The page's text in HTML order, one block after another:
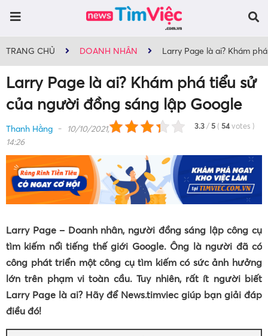
TRANG CHỦ DOANH NHÂN Larry Page là ai? Khám
Larry Page là ai? Khám phá tiểu sử
của người đồng sáng lập Google
3.3 / 5 ( 54 votes )
Thanh Hằng
10/10/2021,
14:26
Larry Page – Doanh nhân, người đồng sáng lập công cụ
tìm kiếm nổi tiếng thế giới Google. Ông là người đã có
công phát triển một công cụ tìm kiếm có sức ảnh hưởng
lớn trên phạm vi toàn cầu. Tuy nhiên, rất ít người biết
Larry Page là ai? Hãy để News.timviec giúp bạn giải đáp
điều đó!